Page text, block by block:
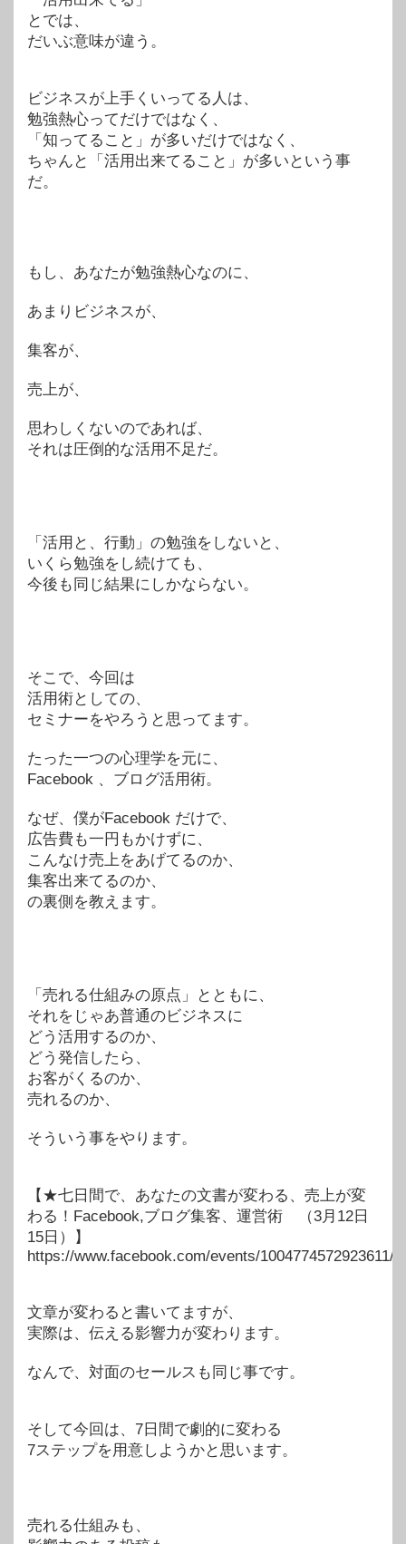
とでは、
だいぶ意味が違う。
ビジネスが上手くいってる人は、
勉強熱心ってだけではなく、
「知ってること」が多いだけではなく、
ちゃんと「活用出来てること」が多いという事
だ。
もし、あなたが勉強熱心なのに、
あまりビジネスが、
集客が、
売上が、
思わしくないのであれば、
それは圧倒的な活用不足だ。
「活用と、行動」の勉強をしないと、
いくら勉強をし続けても、
今後も同じ結果にしかならない。
そこで、今回は
活用術としての、
セミナーをやろうと思ってます。
たった一つの心理学を元に、
Facebook 、ブログ活用術。
なぜ、僕がFacebook だけで、
広告費も一円もかけずに、
こんなけ売上をあげてるのか、
集客出来てるのか、
の裏側を教えます。
「売れる仕組みの原点」とともに、
それをじゃあ普通のビジネスに
どう活用するのか、
どう発信したら、
お客がくるのか、
売れるのか、
そういう事をやります。
【★七日間で、あなたの文書が変わる、売上が変
わる！Facebook,ブログ集客、運営術 （3月12日
15日）】
https://www.facebook.com/events/1004774572923611/
文章が変わると書いてますが、
実際は、伝える影響力が変わります。
なんで、対面のセールスも同じ事です。
そして今回は、7日間で劇的に変わる
7ステップを用意しようかと思います。
売れる仕組みも、